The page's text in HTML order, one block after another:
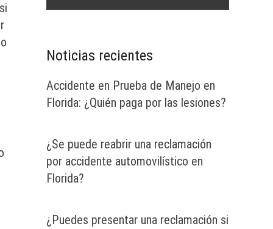
Noticias recientes
Accidente en Prueba de Manejo en
Florida: ¿Quién paga por las lesiones?
¿Se puede reabrir una reclamación
por accidente automovilístico en
Florida?
¿Puedes presentar una reclamación si